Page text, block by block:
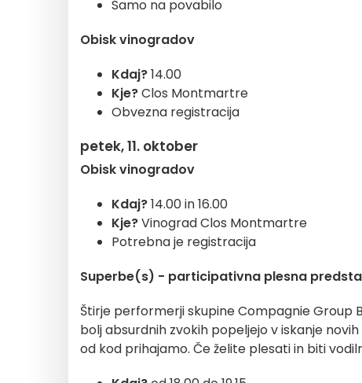
Samo na povabilo
Obisk vinogradov
Kdaj?14.00
Kje?Clos Montmartre
Obvezna registracija
petek, 11. oktober
Obisk vinogradov
Kdaj?14.00 in 16.00
Kje?Vinograd Clos Montmartre
Potrebna je registracija
Superbe(s) - participativna plesna
Štirje performerji skupine Compagnie
bolj absurdnih zvokih popeljejo v iskanje
od kod prihajamo. Če želite plesati in biti